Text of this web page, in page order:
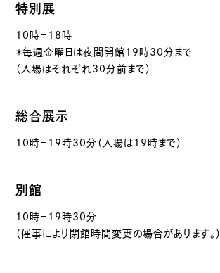
特別展
10時－18時
＊毎週金曜日は夜間開館19時30分まで
（入場はそれぞれ30分前まで）
総合展示
10時－19時30分（入場は19時まで）
別館
10時－19時30分
（催事により閉館時間変更の場合があります。）